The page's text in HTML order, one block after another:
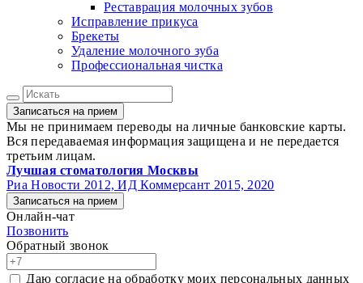
Реставрация молочных зубов
Исправление прикуса
Брекеты
Удаление молочного зуба
Профессиональная чистка
Записаться на прием
Мы не принимаем переводы на личные банковские карты.
Вся передаваемая информация защищена и не передается
третьим лицам.
Лучшая стоматология Москвы
Риа Новости 2012, ИД Коммерсант 2015, 2020
Записаться на прием
Онлайн-чат
Позвонить
Обратный звонок
Даю согласие на обработку моих персональных данных